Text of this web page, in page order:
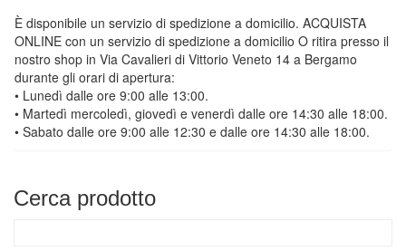
È disponibile un servizio di spedizione a domicilio. ACQUISTA
ONLINE con un servizio di spedizione a domicilio O ritira presso il
nostro shop in Via Cavalieri di Vittorio Veneto 14 a Bergamo
durante gli orari di apertura:
• Lunedì dalle ore 9:00 alle 13:00.
• Martedì mercoledì, giovedì e venerdì dalle ore 14:30 alle 18:00.
• Sabato dalle ore 9:00 alle 12:30 e dalle ore 14:30 alle 18:00.
Cerca prodotto